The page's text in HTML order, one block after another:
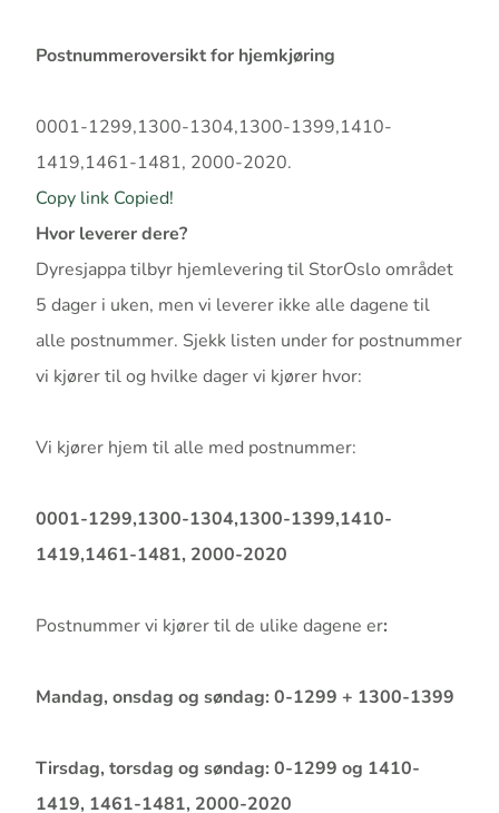
Postnummeroversikt for hjemkjøring
0001-1299,1300-1304,1300-1399,1410-
1419,1461-1481, 2000-2020.
Copy link Copied!
Hvor leverer dere?
Dyresjappa tilbyr hjemlevering til StorOslo området
5 dager i uken, men vi leverer ikke alle dagene til
alle postnummer. Sjekk listen under for postnummer
vi kjører til og hvilke dager vi kjører hvor:
Vi kjører hjem til alle med postnummer:
0001-1299,1300-1304,1300-1399,1410-
1419,1461-1481, 2000-2020
Postnummer vi kjører til de ulike dagene er:
Mandag, onsdag og søndag: 0-1299 + 1300-1399
Tirsdag, torsdag og søndag: 0-1299 og 1410-
1419, 1461-1481, 2000-2020